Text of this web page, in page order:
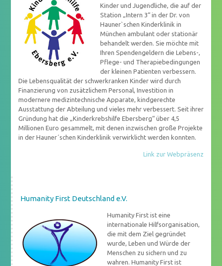
Kinder und Jugendliche, die auf der
Station „Intern 3“ in der Dr. von
Hauner`schen Kinderklinik in
München ambulant oder stationär
behandelt werden. Sie möchte mit
Ihren Spendengeldern die Lebens-,
Pflege- und Therapiebedingungen
der kleinen Patienten verbessern.
Die Lebensqualität der schwerkranken Kinder wird durch
Finanzierung von zusätzlichem Personal, Investition in
modernere medizintechnische Apparate, kindgerechte
Ausstattung der Abteilung und vieles mehr verbessert. Seit ihrer
Gründung hat die „Kinderkrebshilfe Ebersberg“ über 4,5
Millionen Euro gesammelt, mit denen inzwischen große Projekte
in der Hauner´schen Kinderklinik verwirklicht werden konnten.
Link zur Webpräsenz
Humanity First Deutschland e.V.
Humanity First ist eine
internationale Hilfsorganisation,
die mit dem Ziel gegründet
wurde, Leben und Würde der
Menschen zu sichern und zu
wahren. Humanity First ist